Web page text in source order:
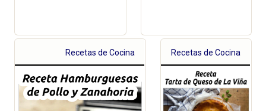
Recetas de Cocina Recetas de Cocina